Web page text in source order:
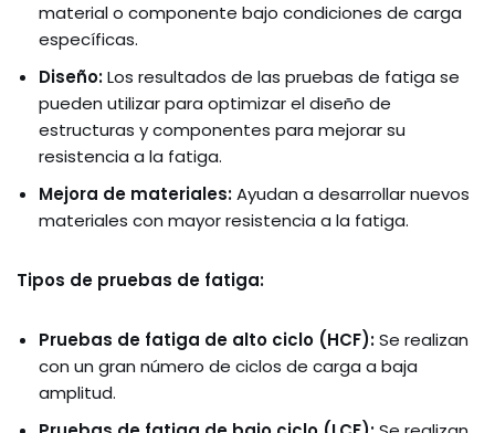
material o componente bajo condiciones de carga
específicas.
Diseño:Los resultados de las pruebas de fatiga se
pueden utilizar para optimizar el diseño de
estructuras y componentes para mejorar su
resistencia a la fatiga.
Mejora de materiales:Ayudan a desarrollar nuevos
materiales con mayor resistencia a la fatiga.
Tipos de pruebas de fatiga:
Pruebas de fatiga de alto ciclo (HCF):Se realizan
con un gran número de ciclos de carga a baja
amplitud.